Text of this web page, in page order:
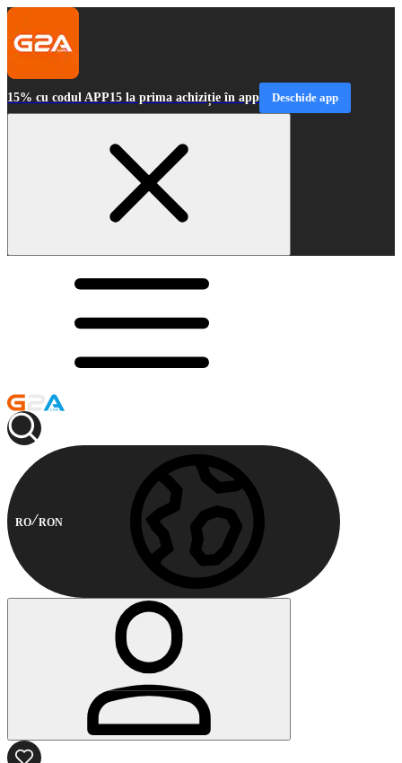
15% cu codul APP15 la prima achiziție în app Deschide app
RO RON